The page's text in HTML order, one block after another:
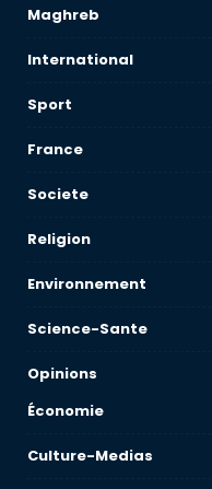
Maghreb
International
Sport
France
Societe
Religion
Environnement
Science-Sante
Opinions
Économie
Culture-Medias